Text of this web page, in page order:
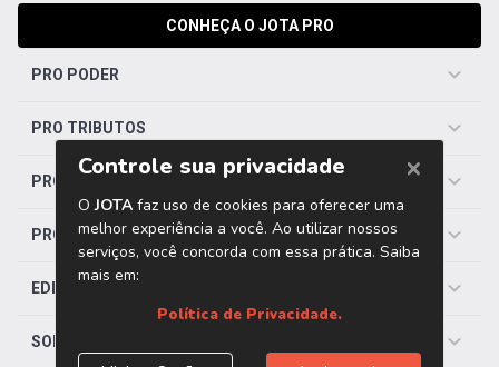
CONHEÇA O JOTA PRO
PRO PODER
PRO TRIBUTOS
PRO TRABALHISTA
PRO SAÚDE
EDITORIAS
SOBRE O JOTA